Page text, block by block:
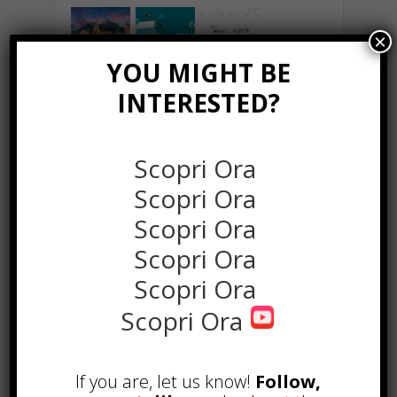
Uscire con una Escort è legale in
Italia?
Come spostarsi dall’aeroporto a
Milano, guida ai trasporti
YOU MIGHT BE
INTERESTED?
Scopri Ora
Scopri Ora
Scopri Ora
Scopri Ora
Scopri Ora
Scopri Ora
If you are, let us know! Follow,
×